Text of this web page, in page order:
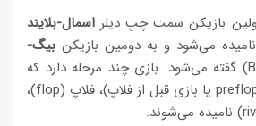
بازیکن سمت چپ دیلر اسمال-بلایند
بیگ-
(big-blind یا BB) گفته می‌شود. بازی چند مرحله دارد که
به ترتیب پری-فلاپ (preflop یا بازی قبل از فلاپ)، فلاپ (flop)،